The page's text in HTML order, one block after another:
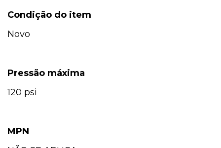
Condição do item
Novo
Pressão máxima
120 psi
MPN